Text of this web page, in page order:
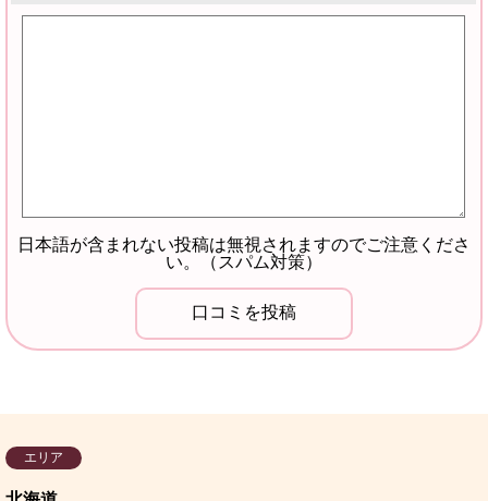
日本語が含まれない投稿は無視されますのでご注意くださ
い。（スパム対策）
エリア